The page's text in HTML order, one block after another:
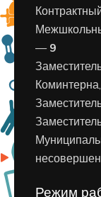
— 9
Режим